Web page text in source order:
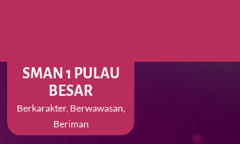
SMAN 1 PULAU
BESAR
Berkarakter, Berwawasan,
Beriman